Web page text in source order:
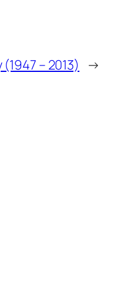
– 2013) →